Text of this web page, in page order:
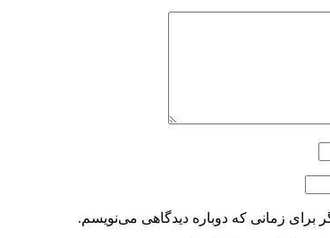
برای زمانی که دوباره دیدگاهی می‌نویسم.